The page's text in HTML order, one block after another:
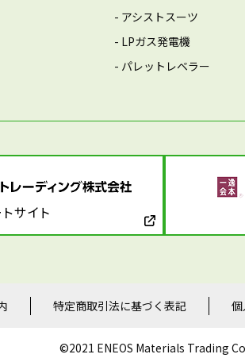
- アシストスーツ
- LPガス発電機
- パレットレベラー
特定商取引法に基づく表記
©2021 ENEOS Materials Trading